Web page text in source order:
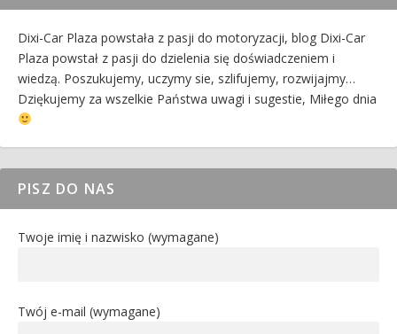
Dixi-Car Plaza powstała z pasji do motoryzacji, blog Dixi-Car
Plaza powstał z pasji do dzielenia się doświadczeniem i
wiedzą. Poszukujemy, uczymy sie, szlifujemy, rozwijajmy…
Dziękujemy za wszelkie Państwa uwagi i sugestie, Miłego dnia
PISZ DO NAS
Twoje imię i nazwisko (wymagane)
Twój e-mail (wymagane)